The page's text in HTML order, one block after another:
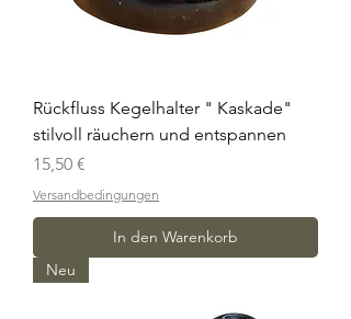
Rückfluss Kegelhalter " Kaskade"
stilvoll räuchern und entspannen
Preis
15,50 €
Versandbedingungen
In den Warenkorb
Neu